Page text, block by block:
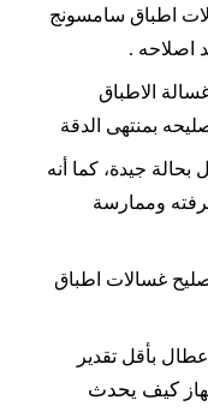
اطباق سامسونج
اصلاحه .
الاطباق
بمنتهى الدقة
بحالة جيدة، كما أنه
وممارسة
غسالات اطباق
بأقل تقدير
كيف يحدث